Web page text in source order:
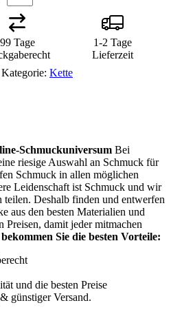
99 Tage
1-2 Tage
Lieferzeit
Kategorie: Kette
Schmuckuniversum Bei
riesige Auswahl an Schmuck für
Schmuck in allen möglichen
Leidenschaft ist Schmuck und wir
Deshalb finden und entwerfen
aus den besten Materialien und
Preisen, damit jeder mitmachen
Sie die besten Vorteile:
und die besten Preise
günstiger Versand.